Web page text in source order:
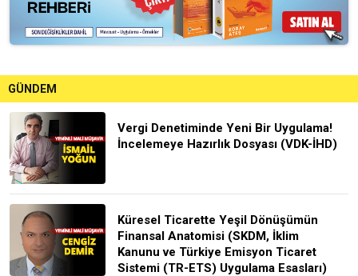
GÜNDEM
Vergi Denetiminde Yeni Bir Uygulama!
İncelemeye Hazırlık Dosyası (VDK-İHD)
Küresel Ticarette Yeşil Dönüşümün
Finansal Anatomisi (SKDM, İklim
Kanunu ve Türkiye Emisyon Ticaret
Sistemi (TR-ETS) Uygulama Esasları)